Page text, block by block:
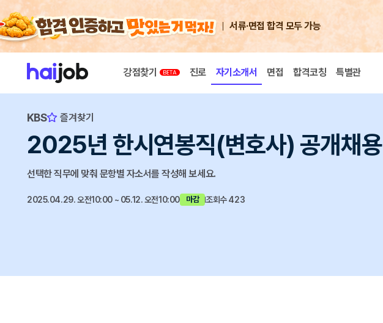
서류·면접 합격 모두 가능
강점찾기 진로 자기소개서 면접 합격코칭 특별관
KBS 즐겨찾기
2025년 한시연봉직(변호사) 공개채용
선택한 직무에 맞춰 문항별 자소서를 작성해 보세요.
2025.04.29. 오전10:00 ~ 05.12. 오전10:00 마감 조회수 423